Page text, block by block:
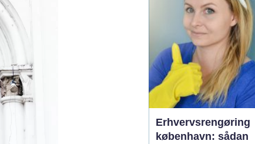
spørgsmål om
beliggenhed, ...
Erhvervsrengøring
københavn: sådan